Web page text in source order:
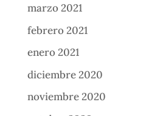
marzo 2021
febrero 2021
enero 2021
diciembre 2020
noviembre 2020